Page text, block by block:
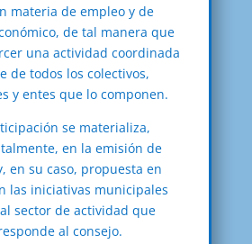
materia de empleo y de
de tal manera que
una actividad coordinada
de todos los colectivos,
y entes que lo componen.
se materializa,
en la emisión de
en su caso, propuesta en
las iniciativas municipales
sector de actividad que
al consejo.